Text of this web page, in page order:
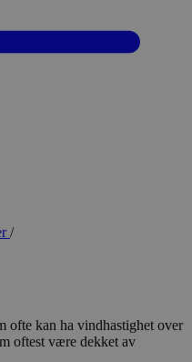
/
ofte kan ha vindhastighet over
oftest være dekket av